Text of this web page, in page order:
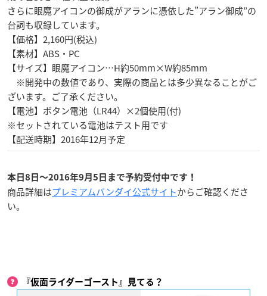
さらに眼魔アイコンの御成がアランに憑依した”アラン御成”の
台詞も収録しています。
【価格】2,160円(税込)
【素材】ABS・PC
【サイズ】眼魔アイコン…H約50mm×W約85mm
※開発中の数値であり、実際の商品とは多少異なることがご
ざいます。ご了承ください。
【電池】ボタン電池（LR44）×2個使用(付)
※セットされている電池はテスト用です
【配送時期】2016年12月予定
本日8日〜2016年9月5日まで予約受付中です！
商品詳細はプレミアムバンダイ公式サイトからご確認くださ
い。
『仮面ライダーゴースト』見てる？